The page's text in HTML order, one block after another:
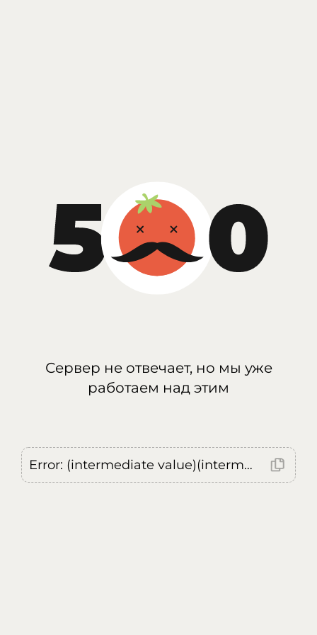
Сервер не отвечает, но мы уже
работаем над этим
Error: (intermediate value)(intermediate value)(intermediate value).replaceAll is not a function